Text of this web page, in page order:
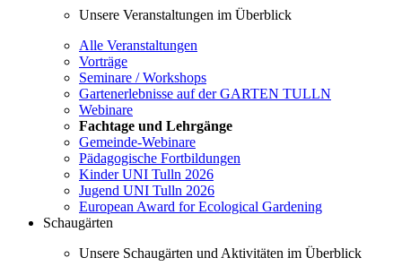
Unsere Veranstaltungen im Überblick
Alle Veranstaltungen
Vorträge
Seminare / Workshops
Gartenerlebnisse auf der GARTEN TULLN
Webinare
Fachtage und Lehrgänge
Gemeinde-Webinare
Pädagogische Fortbildungen
Kinder UNI Tulln 2026
Jugend UNI Tulln 2026
European Award for Ecological Gardening
Schaugärten
Unsere Schaugärten und Aktivitäten im Überblick